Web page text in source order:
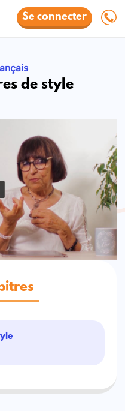
Se connecter
de style